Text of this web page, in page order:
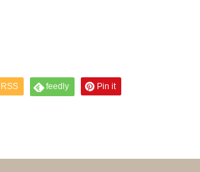
RSS feedly Pin it